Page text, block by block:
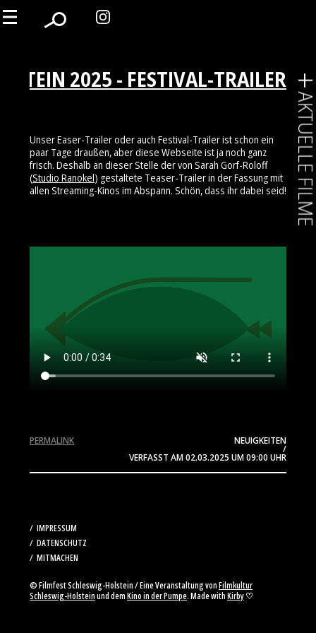
2025 - FESTIVAL-TRAILER
Unser Easer-Trailer oder auch Festival-Trailer ist schon ein
paar Tage draußen, aber diese Webseite ist ja noch ganz
frisch. Deshalb an dieser Stelle der von Sarah Gorf-Roloff
(Studio Ranokel) gestaltete Teaser-Trailer in der Fassung mit
allen Streaming-Kinos im Abspann. Schön, dass ihr dabei seid!
NEUIGKEITEN
/
VERFASST AM02.03.2025 UM 09:00 UHR
PERMALINK
IMPRESSUM
DATENSCHUTZ
MITMACHEN
© Filmfest Schleswig-Holstein / Eine Veranstaltung vonFilmkultur
Schleswig-Holsteinund demKino in der Pumpe. Made withKirby♡